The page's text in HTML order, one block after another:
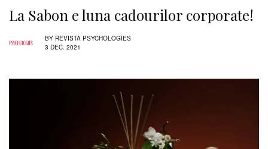
La Sabon e luna cadourilor corporate!
BY REVISTA PSYCHOLOGIES
3 DEC. 2021